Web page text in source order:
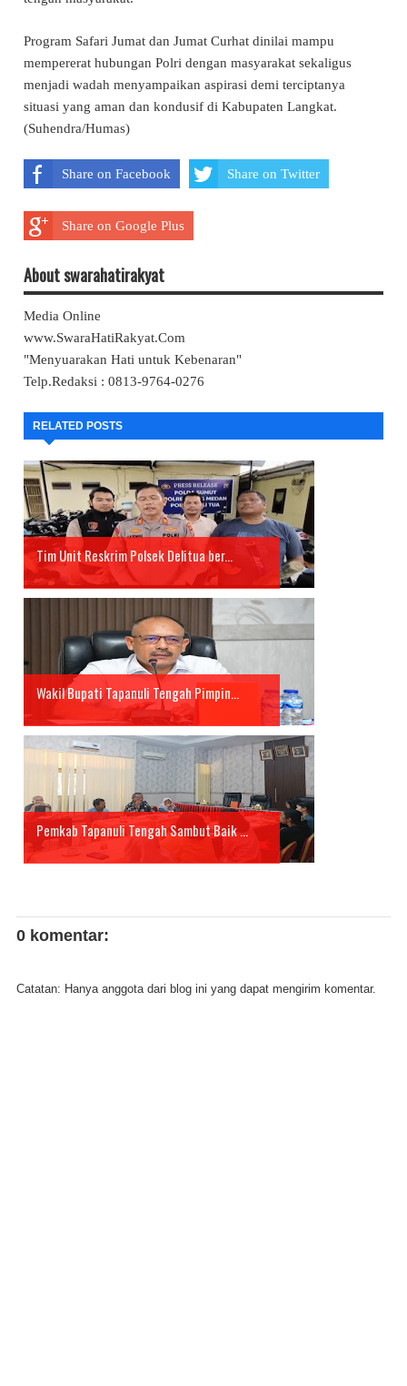
Program Safari Jumat dan Jumat Curhat dinilai mampu
mempererat hubungan Polri dengan masyarakat sekaligus
menjadi wadah menyampaikan aspirasi demi terciptanya
situasi yang aman dan kondusif di Kabupaten Langkat.
(Suhendra/Humas)
Share on Facebook Share on Twitter
Share on Google Plus
About swarahatirakyat
Media Online
www.SwaraHatiRakyat.Com
"Menyuarakan Hati untuk Kebenaran"
Telp.Redaksi : 0813-9764-0276
RELATED POSTS
Tim Unit Reskrim Polsek Delitua ber...
Wakil Bupati Tapanuli Tengah Pimpin...
Pemkab Tapanuli Tengah Sambut Baik ...
0 komentar:
Catatan: Hanya anggota dari blog ini yang dapat mengirim komentar.